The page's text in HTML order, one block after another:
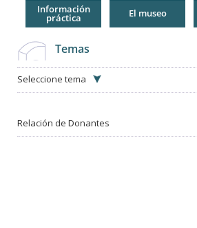
Información
práctica El museo
Temas
Seleccione tema
Relación de Donantes